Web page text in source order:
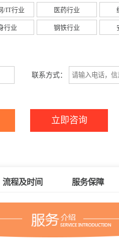
/IT行业 医药行业
行业 钢铁行业
联系方式：
立即咨询
流程及时间 服务保障